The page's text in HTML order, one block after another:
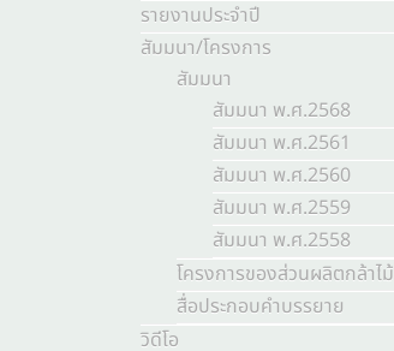
รายงานประจำปี
สัมมนา/โครงการ
สัมมนา
สัมมนา พ.ศ.2568
สัมมนา พ.ศ.2561
สัมมนา พ.ศ.2560
สัมมนา พ.ศ.2559
สัมมนา พ.ศ.2558
โครงการของส่วนผลิตกล้าไม้
สื่อประกอบคำบรรยาย
วิดีโอ